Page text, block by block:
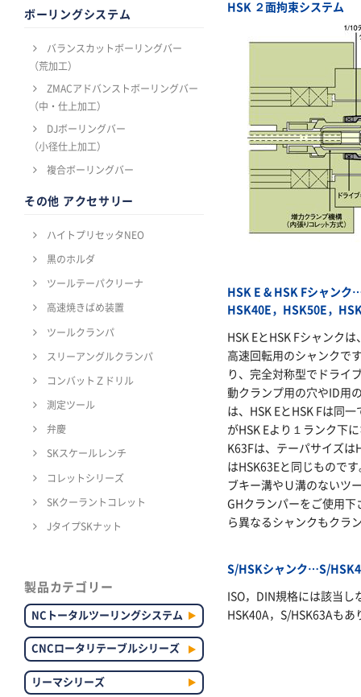
ボーリングシステム
バランスカットボーリングバー
（荒加工）
ZMACアドバンストボーリングバー
（中・仕上加工）
DJボーリングバー
（小径仕上加工）
複合ボーリングバー
その他 アクセサリー
ハイトプリセッタNEO
黒のホルダ
ツールテーパクリーナ
高速焼きばめ装置
ツールクランパ
スリーアングルクランパ
コンバットＺドリル
測定ツール
弁慶
SKスケールレンチ
コレットシリーズ
SKクーラントコレット
JタイプSKナット
製品カテゴリー
NCトータルツーリングシステム
CNCロータリテーブルシリーズ
リーマシリーズ
HSK ２面拘束システム
HSK E & HSK Fシャン
HSK40E，HSK50E，
HSK EとHSK Fシャンク
高速回転用のシャンクで
り、完全対称型でドライ
動クランプ用の穴やID用
は、HSK EとHSK Fは同
がHSK Eより１ランク下
K63Fは、テーパサイズは
はHSK63Eと同じもので
ブキー溝やＵ溝のないツ
GHクランパーをご使用
ら異なるシャンクもクラ
S/HSKシャンク…S/
ISO，DIN規格には該当し
HSK40A，S/HSK63Aもあ